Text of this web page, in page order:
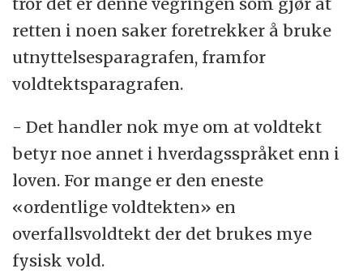
retten i noen saker foretrekker å bruke
utnyttelsesparagrafen, framfor
voldtektsparagrafen.
- Det handler nok mye om at voldtekt
betyr noe annet i hverdagsspråket enn i
loven. For mange er den eneste
«ordentlige voldtekten» en
overfallsvoldtekt der det brukes mye
fysisk vold.